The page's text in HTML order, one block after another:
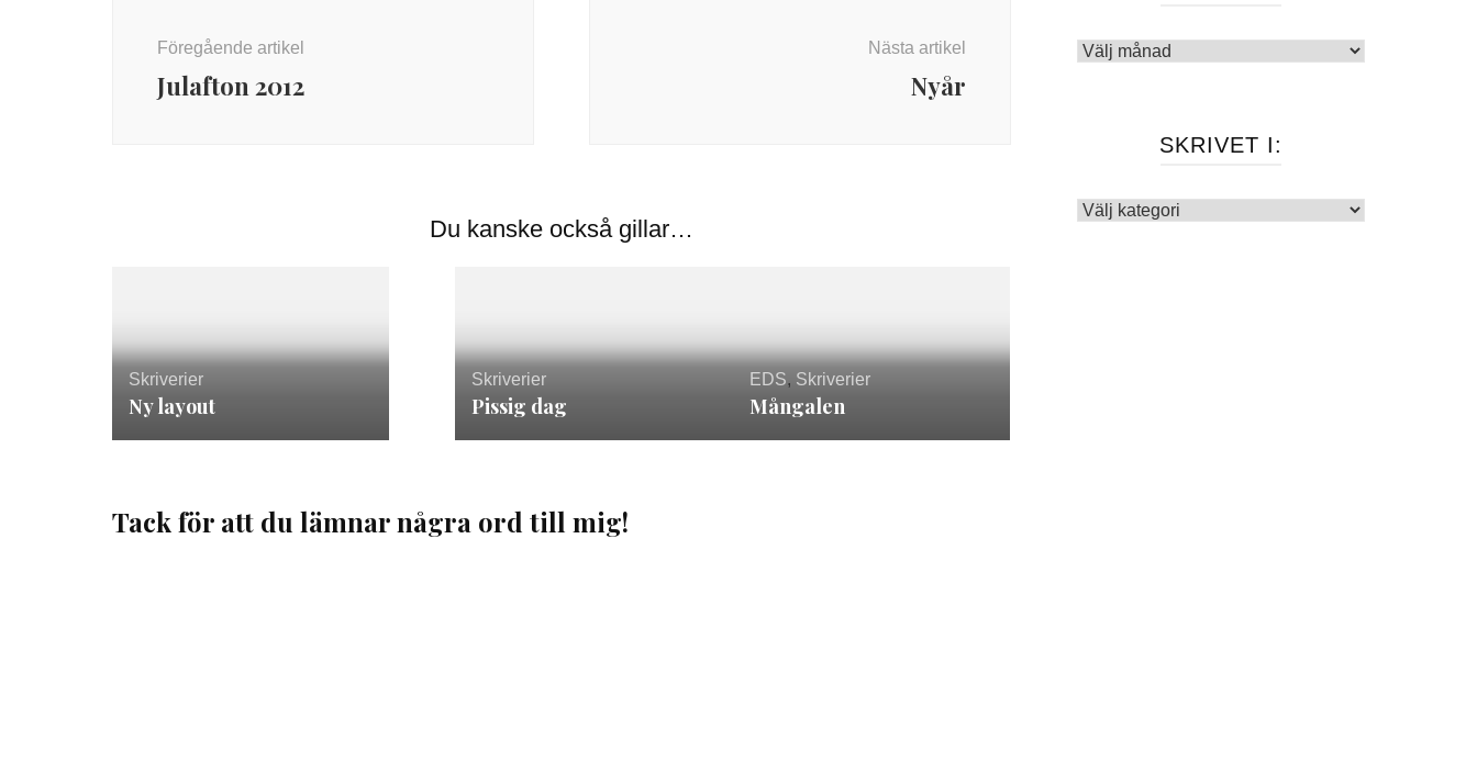
Föregående artikel
Julafton 2012
Nästa artikel
Nyår
Du kanske också gillar…
Skriverier
Ny layout
Skriverier
Pissig dag
EDS, Skriverier
Mångalen
Tack för att du lämnar några ord till mig!
Arkiv
SKRIVET I:
Skrivet